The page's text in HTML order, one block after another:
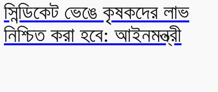
সিন্ডিকেট ভেঙে কৃষকদের লাভ
নিশ্চিত করা হবে: আইনমন্ত্রী